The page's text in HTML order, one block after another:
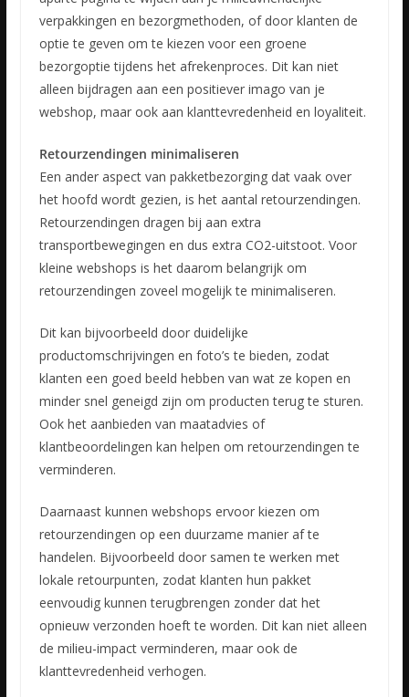
verpakkingen en bezorgmethoden, of door klanten de
optie te geven om te kiezen voor een groene
bezorgoptie tijdens het afrekenproces. Dit kan niet
alleen bijdragen aan een positiever imago van je
webshop, maar ook aan klanttevredenheid en loyaliteit.
Retourzendingen minimaliseren
Een ander aspect van pakketbezorging dat vaak over
het hoofd wordt gezien, is het aantal retourzendingen.
Retourzendingen dragen bij aan extra
transportbewegingen en dus extra CO2-uitstoot. Voor
kleine webshops is het daarom belangrijk om
retourzendingen zoveel mogelijk te minimaliseren.
Dit kan bijvoorbeeld door duidelijke
productomschrijvingen en foto’s te bieden, zodat
klanten een goed beeld hebben van wat ze kopen en
minder snel geneigd zijn om producten terug te sturen.
Ook het aanbieden van maatadvies of
klantbeoordelingen kan helpen om retourzendingen te
verminderen.
Daarnaast kunnen webshops ervoor kiezen om
retourzendingen op een duurzame manier af te
handelen. Bijvoorbeeld door samen te werken met
lokale retourpunten, zodat klanten hun pakket
eenvoudig kunnen terugbrengen zonder dat het
opnieuw verzonden hoeft te worden. Dit kan niet alleen
de milieu-impact verminderen, maar ook de
klanttevredenheid verhogen.